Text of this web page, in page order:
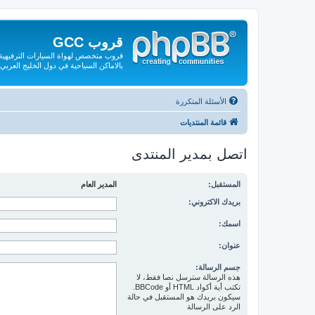
قروب GCC
قروب متخصص لهواة السيارات الترفيهية
بالاماكن السياحية في دول الخليج العربي
الأسئلة المتكررة
قائمة المنتديات
اتصل بمدير المنتدى
المستقبل: المدير العام
بريدك الاكتروني:
اسمك:
عنوان:
جسم الرسالة:
هذه الرسالة سترسل نصا فقط، لا
سيكون بريدك هو المستقبل في حالة
الرد على الرسالة